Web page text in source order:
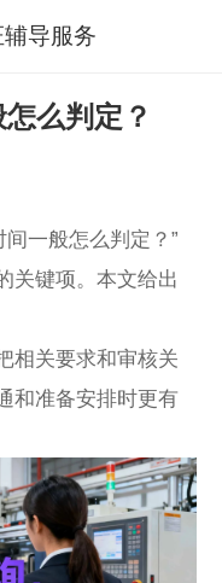
导服务
么判定？
一般怎么判定？”
关键项。本文给出
相关要求和审核关
和准备安排时更有